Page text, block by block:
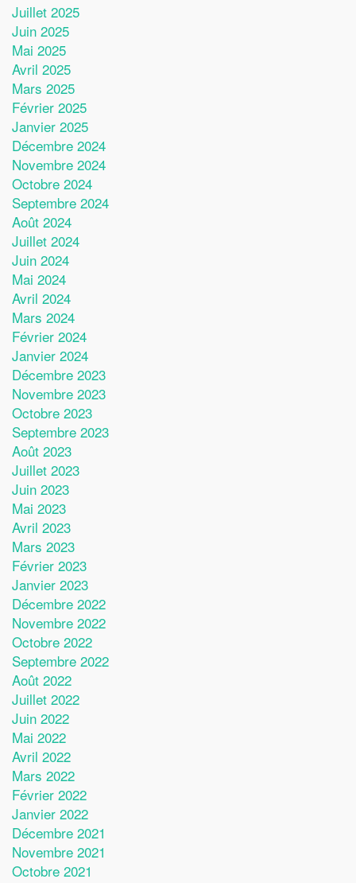
Juillet 2025
Juin 2025
Mai 2025
Avril 2025
Mars 2025
Février 2025
Janvier 2025
Décembre 2024
Novembre 2024
Octobre 2024
Septembre 2024
Août 2024
Juillet 2024
Juin 2024
Mai 2024
Avril 2024
Mars 2024
Février 2024
Janvier 2024
Décembre 2023
Novembre 2023
Octobre 2023
Septembre 2023
Août 2023
Juillet 2023
Juin 2023
Mai 2023
Avril 2023
Mars 2023
Février 2023
Janvier 2023
Décembre 2022
Novembre 2022
Octobre 2022
Septembre 2022
Août 2022
Juillet 2022
Juin 2022
Mai 2022
Avril 2022
Mars 2022
Février 2022
Janvier 2022
Décembre 2021
Novembre 2021
Octobre 2021